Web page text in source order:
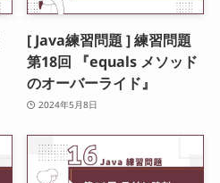
[ Java練習問題 ] 練習問題
第18回 『equals メソッド
のオーバーライド』
2024年5月8日